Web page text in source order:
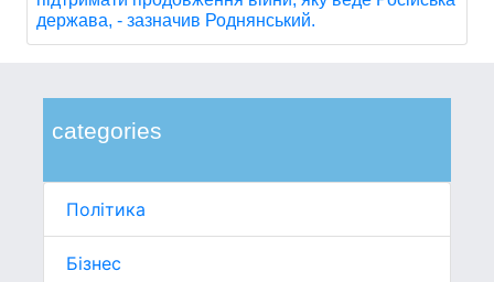
categories
Політика
Бізнес
держава, - зазначив Роднянський.